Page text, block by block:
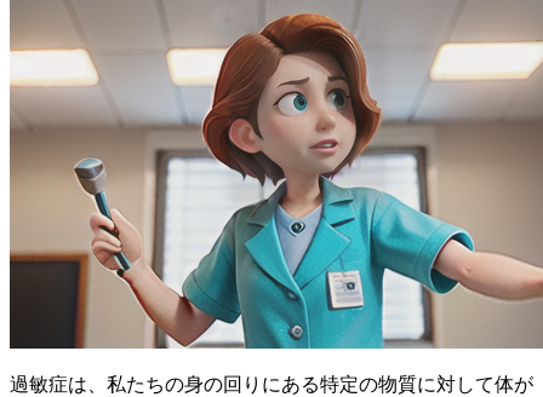
過敏症は、私たちの身の回りにある特定の物質に対して体が